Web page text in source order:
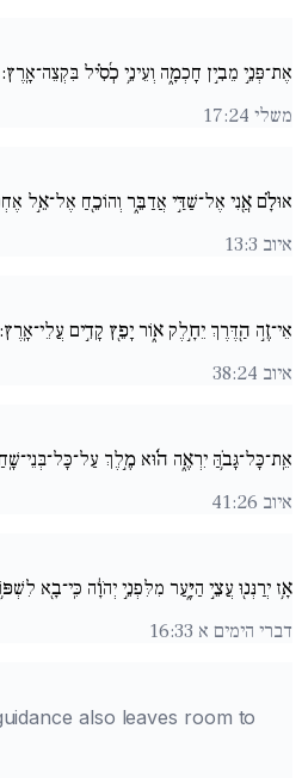
אֶת־פְּנֵ֣י מֵבִ֣ין חָכְמָ֑ה וְעֵינֵ֥י כְ֜סִ֗יל בִּקְצֵה־אָֽרֶץ:
משלי 17:24
אוּלָ֗ם אֲ֖נִי אֶל־שַׁדַּ֣י אֲדַבֵּ֑ר וְהוֹכֵ֖חַ אֶל־אֵ֣ל
איוב 13:3
אֵי־זֶ֣ה הַ֖דֶּרֶךְ יֵחָ֣לֶק א֑וֹר יָפֵ֖ץ קָדִ֣ים עֲלֵי־אָֽרֶץ:
איוב 38:24
אֵֽת־כָּל־גָּבֹ֥הַּ יִרְאֶ֑ה ה֜֗וּא מֶ֣לֶךְ
איוב 41:26
אָ֥ז יְרַנְּנ֖וּ עֲצֵ֣י הַיָּ֑עַר מִלִּפְנֵ֣י יְהֹוָ֔ה כִּֽי־בָ֖א
דברי הימים א 16:33
also leaves room to